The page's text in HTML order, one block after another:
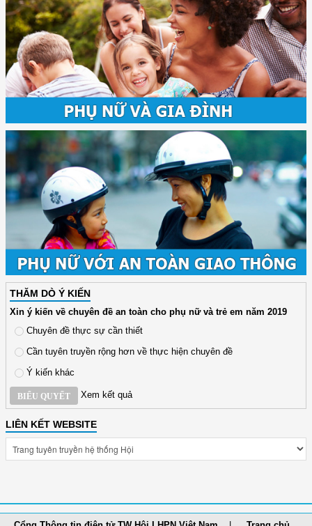
THĂM DÒ Ý KIẾN
Xin ý kiến về chuyên đề an toàn cho phụ nữ và trẻ em năm 2019
Chuyên đề thực sự cần thiết
Cần tuyên truyền rộng hơn về thực hiện chuyên đề
Ý kiến khác
BIỂU QUYẾT Xem kết quả
LIÊN KẾT WEBSITE